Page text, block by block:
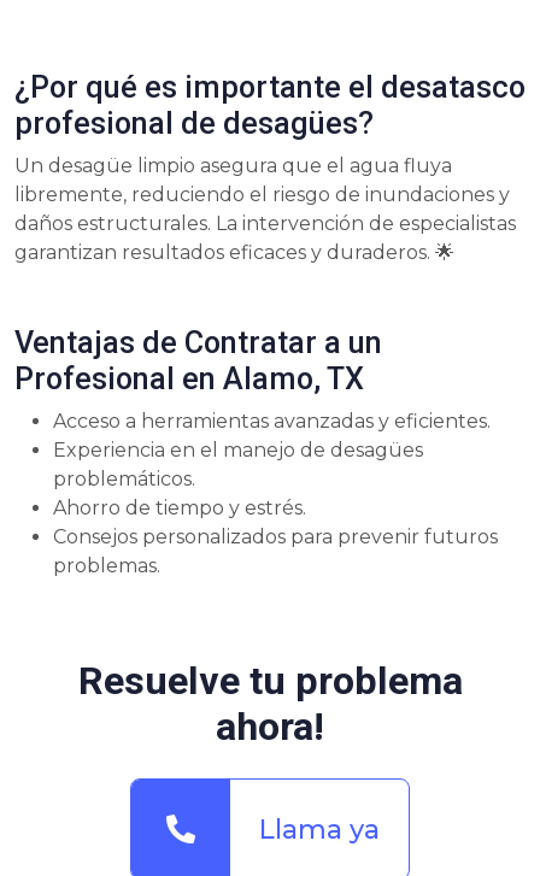
¿Por qué es importante el desatasco
profesional de desagües?
Un desagüe limpio asegura que el agua fluya
libremente, reduciendo el riesgo de inundaciones y
daños estructurales. La intervención de especialistas
garantizan resultados eficaces y duraderos. 🌟
Ventajas de Contratar a un
Profesional en Alamo, TX
Acceso a herramientas avanzadas y eficientes.
Experiencia en el manejo de desagües
problemáticos.
Ahorro de tiempo y estrés.
Consejos personalizados para prevenir futuros
problemas.
Resuelve tu problema
ahora!
Llama ya